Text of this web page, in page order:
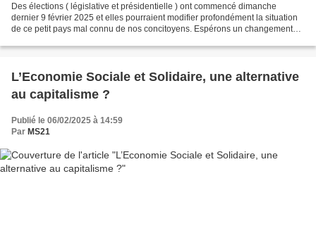
Des élections ( législative et présidentielle ) ont commencé dimanche
dernier 9 février 2025 et elles pourraient modifier profondément la situation
de ce petit pays mal connu de nos concitoyens. Espérons un changement
L’Economie Sociale et Solidaire, une alternative
au capitalisme ?
Publié le 06/02/2025 à 14:59
Par MS21